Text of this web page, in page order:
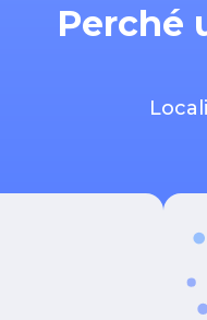
Perché